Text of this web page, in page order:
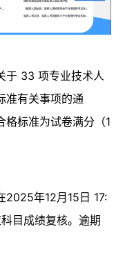
于 33 项专业技术人
准有关事项的通
格标准为试卷满分（1
2025年12月15日 17:
目成绩复核。逾期